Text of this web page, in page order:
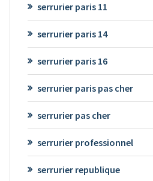
serrurier paris 11
serrurier paris 14
serrurier paris 16
serrurier paris pas cher
serrurier pas cher
serrurier professionnel
serrurier republique